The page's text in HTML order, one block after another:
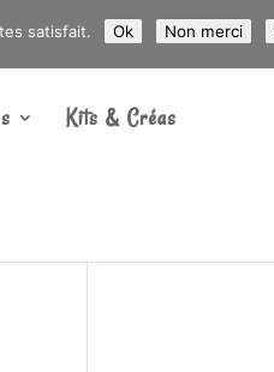
Kits & Créas
satisfait. Ok Non merci